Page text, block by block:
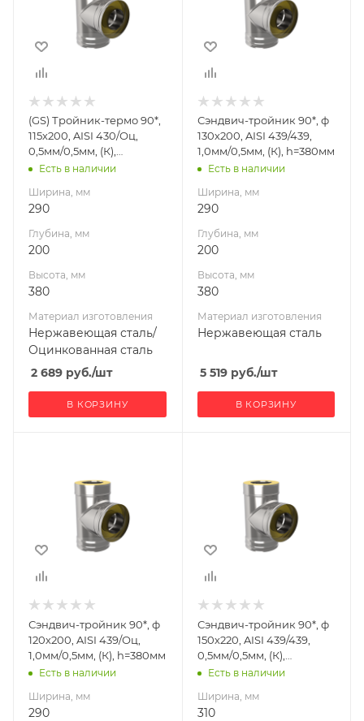
380
Материал
Нержавеющая
сталь/
Оцинкованная
сталь
Гефест-Сталь
(GS) Тройник-термо 90*,
115х200, AISI 430/Оц,
0,5мм/0,5мм, (К),
h=380мм
Есть в наличии
Ширина, мм
290
Глубина, мм
200
Высота, мм
380
Материал изготовления
Нержавеющая сталь/
Оцинкованная сталь
2 689 руб./шт
В КОРЗИНУ
380
Материал
Нержавеющая
сталь
Производитель
УМК
Сэндвич-тройник 90*, ф
130х200, AISI 439/439,
1,0мм/0,5мм, (К), h=380мм
Есть в наличии
Ширина, мм
290
Глубина, мм
200
Высота, мм
380
Материал изготовления
Нержавеющая сталь
5 519руб./шт
В КОРЗИНУ
Глубина, мм
Высота, мм
380
Материал
Нержавеющая
сталь/
Оцинкованная
сталь
УМК
Сэндвич-тройник 90*, ф
120х200, AISI 439/Оц,
1,0мм/0,5мм, (К), h=380мм
Есть в наличии
Ширина, мм
290
Глубина, мм
Высота, мм
400
Материал
Нержавеющая
сталь
Производитель
УМК
Сэндвич-тройник 90*, ф
150х220, AISI 439/439,
0,5мм/0,5мм, (К),
h=400мм
Есть в наличии
Ширина, мм
310